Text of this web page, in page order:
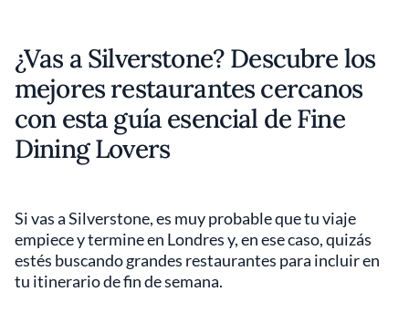
¿Vas a Silverstone? Descubre los
mejores restaurantes cercanos
con esta guía esencial de Fine
Dining Lovers
Si vas a Silverstone, es muy probable que tu viaje
empiece y termine en Londres y, en ese caso, quizás
estés buscando grandes restaurantes para incluir en
tu itinerario de fin de semana.